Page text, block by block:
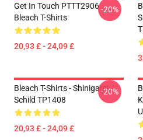
Get In Touch PTTT2906
Bleach T-Shirts
20,93 £ - 24,09 £
-20%
Bleach T-Shirts - Shinigami
Schild TP1408
20,93 £ - 24,09 £
-20%